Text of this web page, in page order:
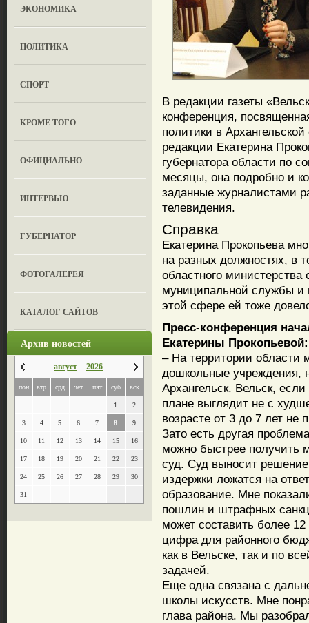
ЭКОНОМИКА
ПОЛИТИКА
СПОРТ
КРОМЕ ТОГО
ОФИЦИАЛЬНО
ИНТЕРВЬЮ
ГУБЕРНАТОР
ФОТОГАЛЕРЕЯ
КАТАЛОГ САЙТОВ
Архив новостей
август 2026
пон втр срд чет пят суб вск
1 2
3 4 5 6 7 8 9
10 11 12 13 14 15 16
17 18 19 20 21 22 23
24 25 26 27 28 29 30
31
В редакции газеты
конференция,
политики в
редакции Екатерина
губернатора области по
месяцы, она подробно и
заданные журналистами
телевидения.
Cправка
Екатерина Прокопьева
на разных должностях, в
областного
муниципальной службы и
этой сфере ей тоже
Пресс-конференция
Екатерины Прокопьевой:
– На территории области
дошкольные учреждения,
Архангельск. Вельск,
плане выглядит не с
возрасте от 3 до 7 лет не
Зато есть другая
можно быстрее получить
суд. Суд выносит
издержки ложатся на
образование. Мне
пошлин и штрафных
может составить более
цифра для районного
как в Вельске, так и по
задачей.
Еще одна связана с
школы искусств. Мне
глава района. Мы